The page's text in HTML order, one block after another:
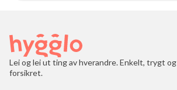
Lei og lei ut ting av hverandre. Enkelt, trygt og
forsikret.